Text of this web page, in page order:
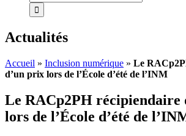
Actualités
Accueil » Inclusion numérique » Le
d’un prix lors de l’École d’été de l’INM
Le RACp2PH récipiendaire
lors de l’École d’été de